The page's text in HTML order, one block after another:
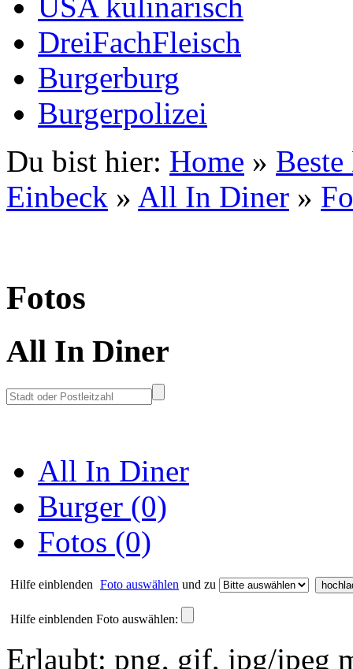
DreiFachFleisch
Burgerburg
Burgerpolizei
Du bist hier: Home »
Einbeck » All In Diner »
Fotos
All In Diner
All In Diner
Burger (0)
Fotos (0)
Hilfe einblenden Foto auswählen und zu
Hilfe einblenden Foto auswählen:
Erlaubt: png, gif, jpg/jpeg